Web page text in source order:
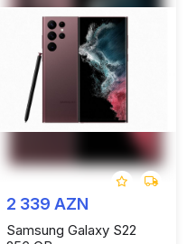
2 339 AZN
Samsung Galaxy S22